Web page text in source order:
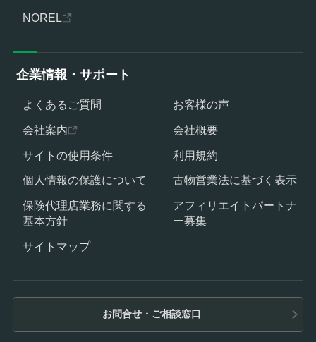
NOREL
お問合せ・ご相談窓口
企業情報・サポート
よくあるご質問
お客様の声
会社案内
会社概要
サイトの使用条件
利用規約
個人情報の保護について
古物営業法に基づく表示
保険代理店業務に関する
基本方針
アフィリエイトパートナ
ー募集
サイトマップ